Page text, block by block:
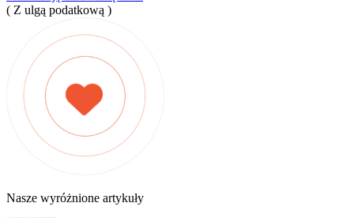
( Z ulgą podatkową )
Nasze wyróżnione artykuły